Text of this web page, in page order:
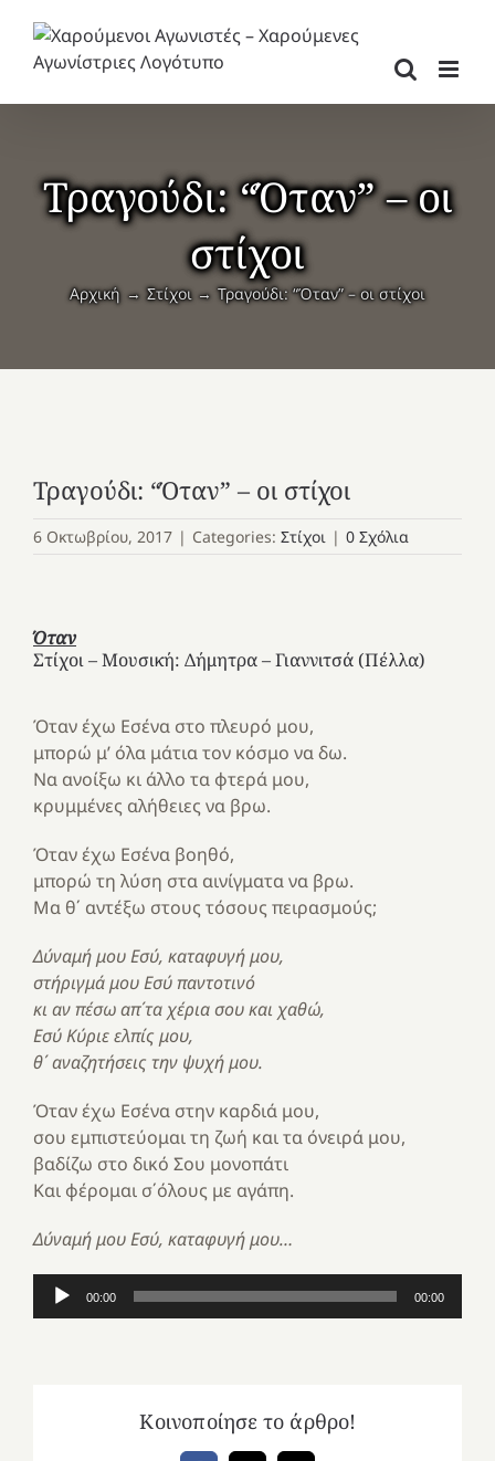
περιεχόμενο
Τραγούδι: “Όταν” – οι
στίχοι
Αρχική Στίχοι Τραγούδι: “Όταν” – οι στίχοι
Τραγούδι: “Όταν” – οι στίχοι
6 Οκτωβρίου, 2017 | Categories: Στίχοι | 0 Σχόλια
Όταν
Στίχοι – Μουσική: Δήμητρα – Γιαννιτσά (Πέλλα)
Όταν έχω Εσένα στο πλευρό μου,
μπορώ μ’ όλα μάτια τον κόσμο να δω.
Να ανοίξω κι άλλο τα φτερά μου,
κρυμμένες αλήθειες να βρω.
Όταν έχω Εσένα βοηθό,
μπορώ τη λύση στα αινίγματα να βρω.
Μα θ΄ αντέξω στους τόσους πειρασμούς;
Δύναμή μου Εσύ, καταφυγή μου,
στήριγμά μου Εσύ παντοτινό
κι αν πέσω απ΄τα χέρια σου και χαθώ,
Εσύ Κύριε ελπίς μου,
θ΄ αναζητήσεις την ψυχή μου.
Όταν έχω Εσένα στην καρδιά μου,
σου εμπιστεύομαι τη ζωή και τα όνειρά μου,
βαδίζω στο δικό Σου μονοπάτι
Και φέρομαι σ΄όλους με αγάπη.
Δύναμή μου Εσύ, καταφυγή μου…
Πρόγραμμα
Αναπαραγωγής
00:00 00:00
Κοινοποίησε το άρθρο!